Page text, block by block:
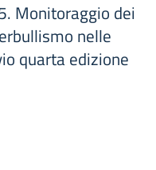
Monitoraggio dei
nelle
quarta edizione